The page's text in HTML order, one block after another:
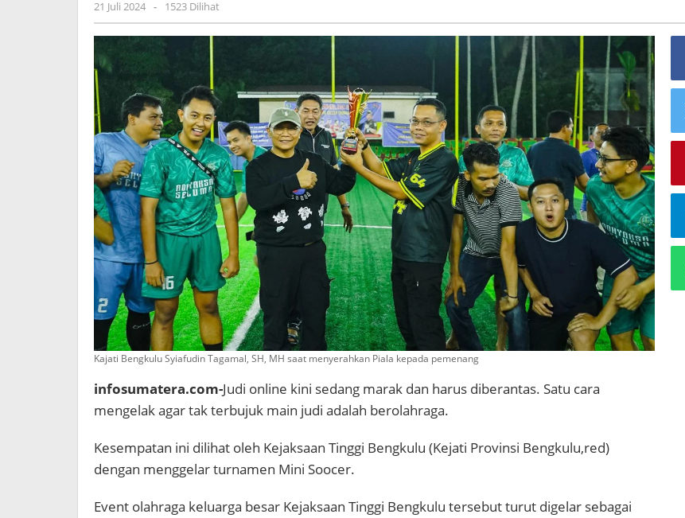
Soocer
21 Juli 2024 oleh
admin
- 1523 Dilihat
Kajati Bengkulu Syiafudin Tagamal, SH, MH saat menyerahkan Piala kepada pemenang
infosumatera.com-Judi online kini sedang marak dan harus diberantas. Satu cara
mengelak agar tak terbujuk main judi adalah berolahraga.
Kesempatan ini dilihat oleh Kejaksaan Tinggi Bengkulu (Kejati Provinsi Bengkulu,red)
dengan menggelar turnamen Mini Soocer.
Event olahraga keluarga besar Kejaksaan Tinggi Bengkulu tersebut turut digelar sebagai